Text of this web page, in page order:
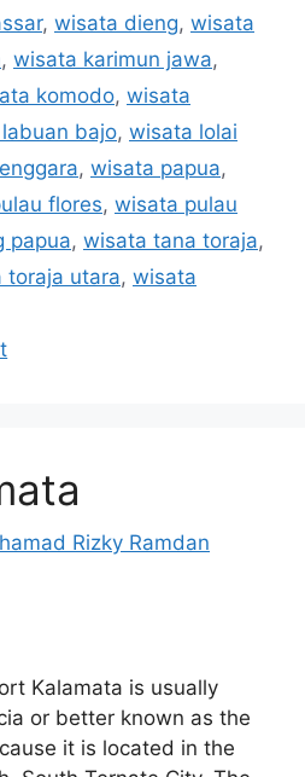
, wisata dieng, wisata
, wisata karimun jawa,
komodo, wisata
bajo, wisata lolai
, wisata papua,
flores, wisata pulau
papua, wisata tana toraja,
toraja utara, wisata
Rizky Ramdan
Kalamata is usually
or better known as the
it is located in the